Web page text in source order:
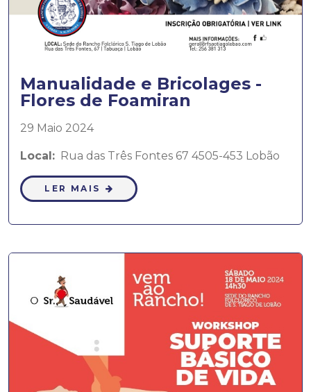
Manualidade e Bricolages -
Flores de Foamiran
29 Maio 2024
Local: Rua das Três Fontes 67 4505-453 Lobão
LER MAIS